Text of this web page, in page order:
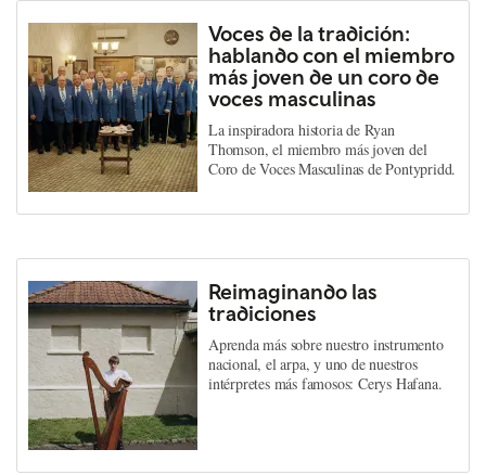
Voces de la tradición:
hablando con el miembro
más joven de un coro de
voces masculinas
La inspiradora historia de Ryan
Thomson, el miembro más joven del
Coro de Voces Masculinas de Pontypridd.
Reimaginando las
tradiciones
Aprenda más sobre nuestro instrumento
nacional, el arpa, y uno de nuestros
intérpretes más famosos: Cerys Hafana.